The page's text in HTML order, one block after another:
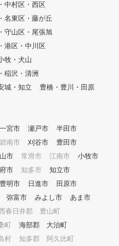
て
施
ing（利用）、Gravity（重
、Movement（運動）を意
クールではUGM理論を採
、クラブ（道具）を最大
目標としています。 筋肉
って力を発揮するのでは
、肩甲骨と股関節の可動
げ、柔軟性を確保し、そ
の身体のタイプに適した
ンシャルを発揮するスイ
習得し確実な上達をお約
中村区・西区
名東区・藤が丘
守山区・尾張旭
港区・中川区
牧・犬山
稲沢・清洲
城・知立
豊橋・豊川・田原
一宮市 瀬戸市
半田市
碧南市 刈谷市
豊田市
市 常滑市 江南市
小牧市
市 知多市
知立市
豊明市 日進市
田原市
弥富市 みよし市
あま市
春日井郡 豊山町
町
海部郡 大治町
村
知多郡 阿久比町